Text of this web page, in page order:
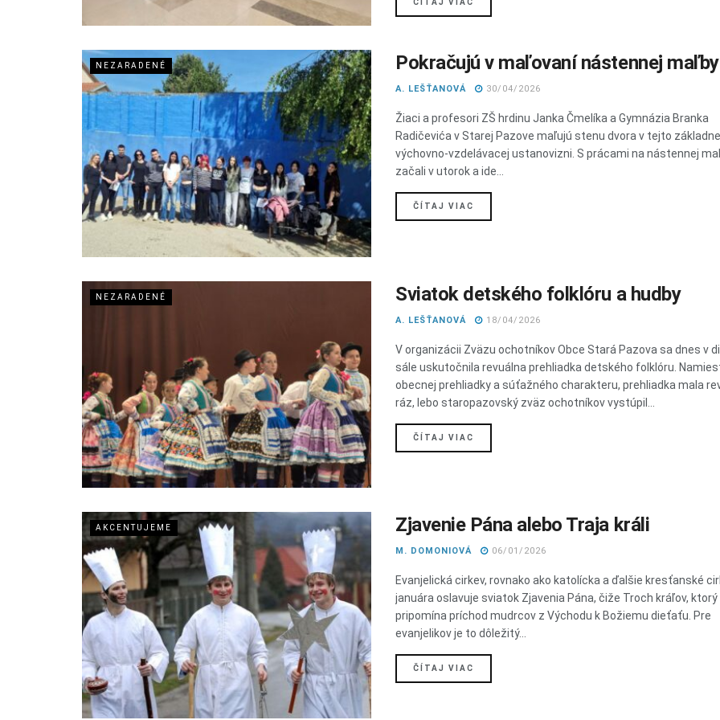
ČÍTAJ VIAC
NEZARADENÉ Pokračujú v maľovaní nástennej maľby
A. LEŠŤANOVÁ 30/04/2026
Žiaci a profesori ZŠ hrdinu Janka Čmelíka a Gymnázia Branka
Radičevića v Starej Pazove maľujú stenu dvora v tejto
výchovno-vzdelávacej ustanovizni. S prácami na nástennej
začali v utorok a ide...
ČÍTAJ VIAC
NEZARADENÉ Sviatok detského folklóru a hudby
A. LEŠŤANOVÁ 18/04/2026
V organizácii Zväzu ochotníkov Obce Stará Pazova sa dnes v
sále uskutočnila revuálna prehliadka detského folklóru.
obecnej prehliadky a súťažného charakteru, prehliadka mala
ráz, lebo staropazovský zväz ochotníkov vystúpil...
ČÍTAJ VIAC
AKCENTUJEME Zjavenie Pána alebo Traja králi
M. DOMONIOVÁ 06/01/2026
Evanjelická cirkev, rovnako ako katolícka a ďalšie kresťanské
januára oslavuje sviatok Zjavenia Pána, čiže Troch kráľov, ktorý
pripomína príchod mudrcov z Východu k Božiemu dieťaťu. Pre
evanjelikov je to dôležitý...
ČÍTAJ VIAC